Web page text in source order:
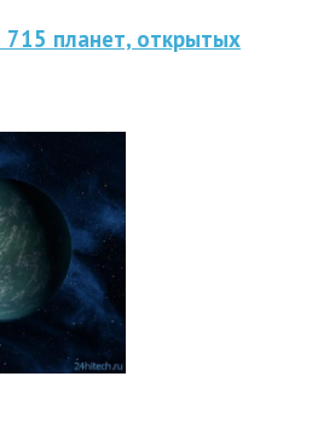
планет, открытых